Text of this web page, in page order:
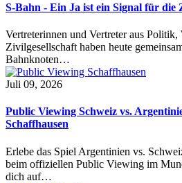
S-Bahn - Ein Ja ist ein Signal für die
Vertreterinnen und Vertreter aus Politik,
Zivilgesellschaft haben heute
Bahnknoten…
Juli 09, 2026
Public Viewing Schweiz vs.
Schaffhausen
Erlebe das Spiel Argentinien vs.
beim offiziellen Public Viewing im
dich auf…